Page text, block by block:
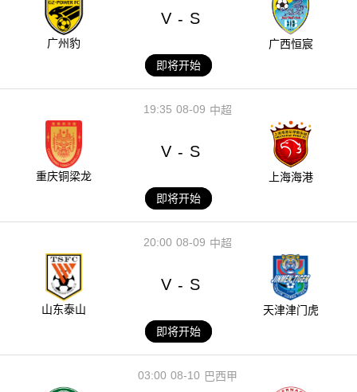
广州豹
V - S
广西恒宸
即将开始
08-09
19:35 中超
重庆铜梁龙
V - S
上海海港
即将开始
08-09
20:00 中超
山东泰山
V - S
天津津门虎
即将开始
08-10
03:00 巴西甲